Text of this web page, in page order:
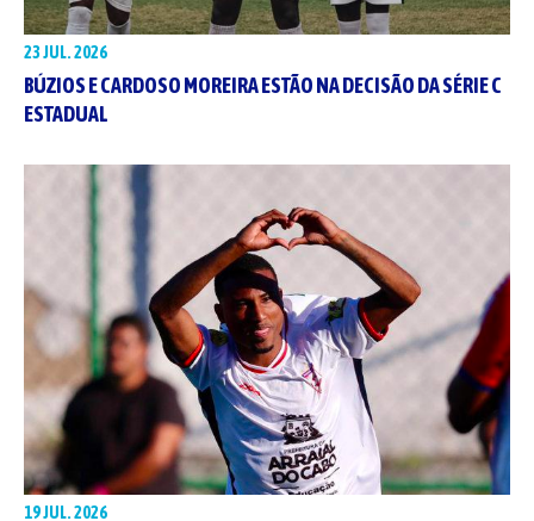
23 JUL. 2026
BÚZIOS E CARDOSO MOREIRA ESTÃO NA DECISÃO DA SÉRIE C
ESTADUAL
19 JUL. 2026